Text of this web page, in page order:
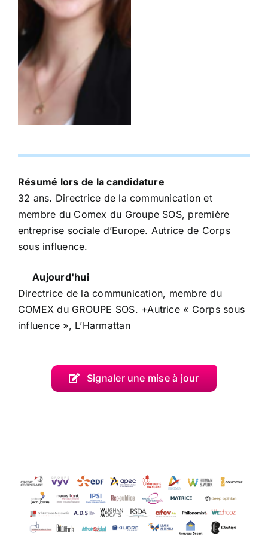
Résumé lors de la candidature
32 ans. Directrice de la communication et
membre du Comex du Groupe SOS, première
entreprise sociale d’Europe. Autrice de Corps
sous influence.
Aujourd'hui
Directrice de la communication, membre du
COMEX du GROUPE SOS. +Autrice « Corps sous
influence », L’Harmattan
Signaler une mise à jour